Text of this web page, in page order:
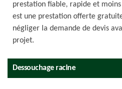
prestation fiable, rapide et
est une prestation offerte
négliger la demande de devis
projet.
Dessouchage racine